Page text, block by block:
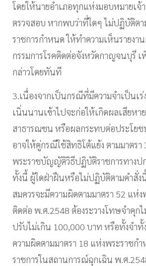
โดยให้นายอำเภอทุกแห่งมอบหมายเ
ตรวจสอบ หากพบว่าที่ใดๆ ไม่ปฏิบัติตา
ราชการกำหนด ให้ทำความเห็นรายง
กรรมการโรคติดต่อจังหวัดกาญจนบุรี
กล่าวโดยทันที
3.เนื่องจากเป็นกรณีที่มีความจำเป็นเ
เนิ่นนานเข้าไปจะก่อให้เกิดผลเสียหาย
สาธารณชน หรือผลกระทบต่อประโยช
อาจให้คู่กรณีใช้สิทธิโต้แย้ง ตามมาตรา
พระราชบัญญัติวิธีปฏิบัติราชการทางป
ทั้งนี้ ผู้ใดฝ่าฝืนหรือไม่ปฏิบัติตามคำสั่ง
สมควรจะมีความผิดตามมาตรา 52 แห่ง
ติดต่อ พ.ศ.2548 ต้องระวางโทษจำคุก
ปรับไม่เกิน 100,000 บาท หรือทั้งจำทั้
ความผิดตามมาตรา 18 แห่งพระราชก
ราชการในสถานการณ์ฉุกเฉิน พ.ศ.